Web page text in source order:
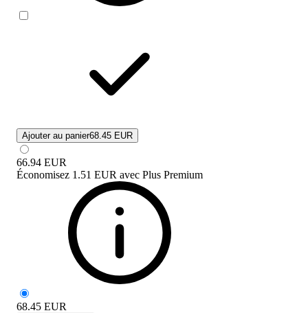
Ajouter au panier68.45 EUR
66.94 EUR
Économisez 1.51 EUR avec Plus Premium
68.45 EUR